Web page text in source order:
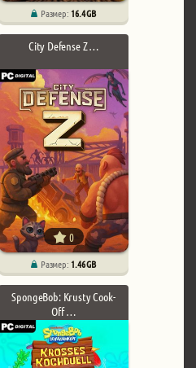
Размер: 16.4 GB
City Defense Z …
0
Размер: 1.46 GB
SpongeBob: Krusty Cook-
Off …